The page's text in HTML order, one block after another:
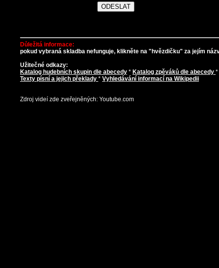
Důležitá informace:
pokud vybraná skladba nefunguje, klikněte na "hvězdičku" za jejím
Užitečné odkazy:
Katalog hudebních skupin dle abecedy * Katalog zpěváků dle abecedy *
Texty písní a jejich překlady * Vyhledávání informací na Wikipedii
Zdroj videí zde zveřejněných: Youtube.com